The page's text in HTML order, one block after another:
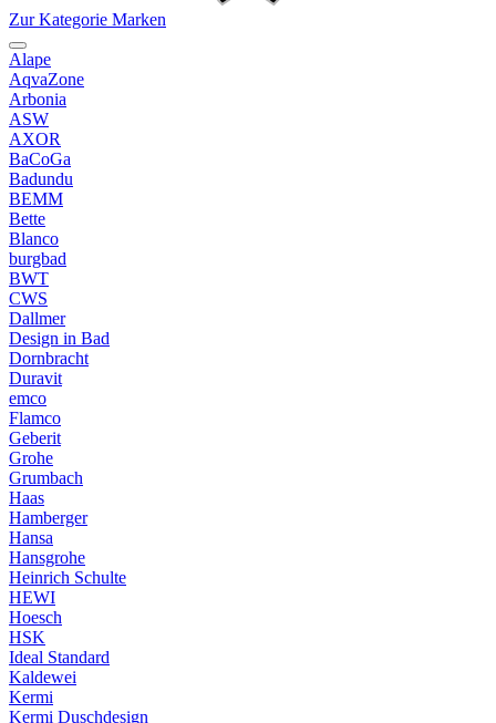
Zur Kategorie Marken
Alape
AqvaZone
Arbonia
ASW
AXOR
BaCoGa
Badundu
BEMM
Bette
Blanco
burgbad
BWT
CWS
Dallmer
Design in Bad
Dornbracht
Duravit
emco
Flamco
Geberit
Grohe
Grumbach
Haas
Hamberger
Hansa
Hansgrohe
Heinrich Schulte
HEWI
Hoesch
HSK
Ideal Standard
Kaldewei
Kermi
Kermi Duschdesign